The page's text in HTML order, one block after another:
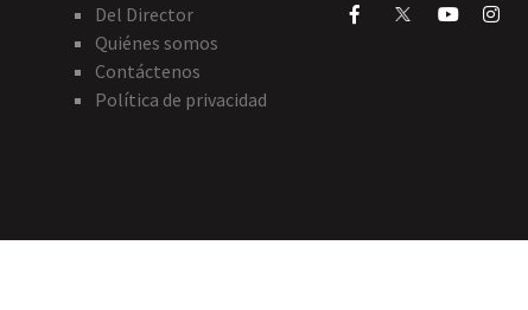
Del Director
Quiénes somos
Contáctenos
Política de privacidad